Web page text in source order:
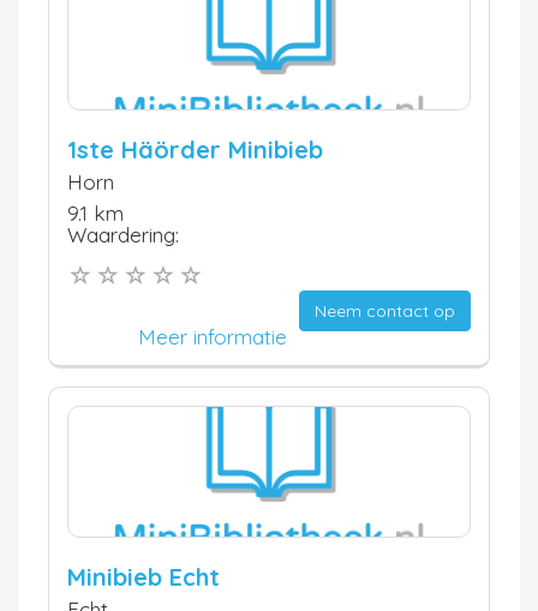
1ste Häörder Minibieb
Horn
9.1 km
Waardering:
Neem contact op
Meer informatie
Minibieb Echt